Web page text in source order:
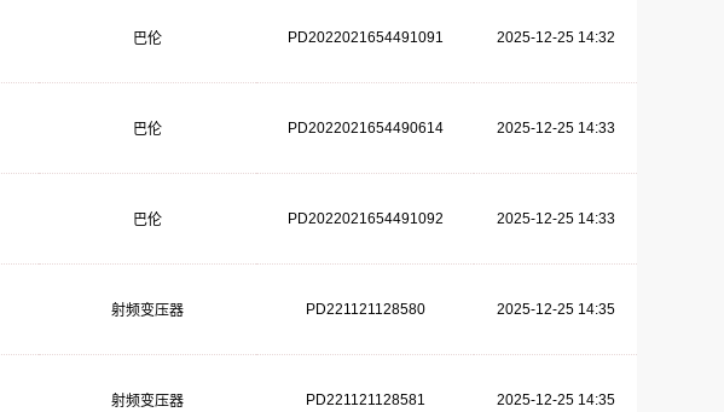
巴伦 PD2022021654491091 2025-12-25 14:32
巴伦 PD2022021654490614 2025-12-25 14:33
巴伦 PD2022021654491092 2025-12-25 14:33
射频变压器 PD221121128580 2025-12-25 14:35
射频变压器 PD221121128581 2025-12-25 14:35